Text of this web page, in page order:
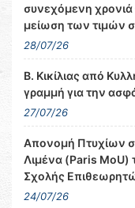
συνεχόμενη χρονιά
μείωση των τιμών
28/07/26
Β. Κικίλιας από
γραμμή για την
27/07/26
Απονομή Πτυχίων
Λιμένα (Paris MoU)
Σχολής
24/07/26